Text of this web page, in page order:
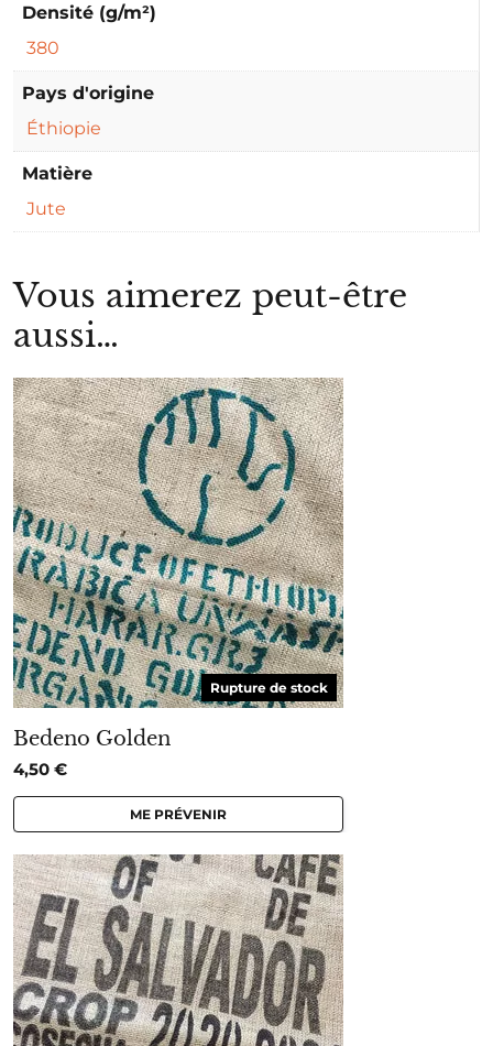
Densité (g/m²)
380
Pays d'origine
Éthiopie
Matière
Jute
Vous aimerez peut-être
aussi…
Rupture de stock
Bedeno Golden
4,50 €
ME PRÉVENIR